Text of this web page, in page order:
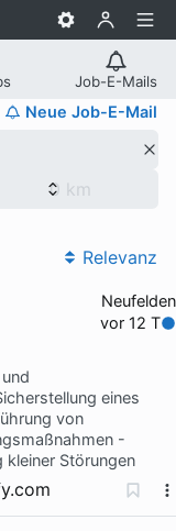
Job-E-Mails
Neue Job-E-Mail
Relevanz
Neufelden
vor 12 T
eines
von
-
kleiner Störungen